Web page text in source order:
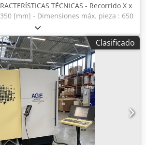
TÉCNICAS - Recorrido X x
[mm] - Dimensiones máx. pieza : 650
Peso máx. de la pieza : 400 [kg] -
: 72 [A] - Capacidad del almacén
- Volumen dieléctrico : 415 [l] - Huella
x 1.855 [mm] - Altura de la máquina
Amroha - Peso de la máquina
de erosión por chispa : 39.554 [h]
AGIEVISION con pantalla LCD en
electrónico a distancia - Eje C -
EROWA - Bandeja retráctil automática -
: DAI 2
Clasificado